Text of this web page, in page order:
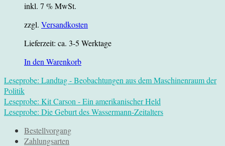
inkl. 7 % MwSt.
zzgl. Versandkosten
Lieferzeit: ca. 3-5 Werktage
In den Warenkorb
Leseprobe: Landtag - Beobachtungen aus dem Maschinenraum der
Politik
Leseprobe: Kit Carson - Ein amerikanischer Held
Leseprobe: Die Geburt des Wassermann-Zeitalters
Bestellvorgang
Zahlungsarten